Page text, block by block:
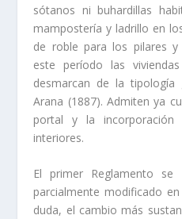
sótanos ni buhardillas
mamposterí­a y ladrillo en
de roble para los pilares y
este perí­odo las
desmarcan de la tipologí­a
Arana (1887). Admiten ya
portal y la
interiores.
El primer Reglamento
parcialmente modificado
duda, el cambio más